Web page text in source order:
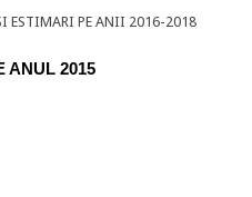
ESTIMARI PE ANII 2016-2018
ANUL 2015